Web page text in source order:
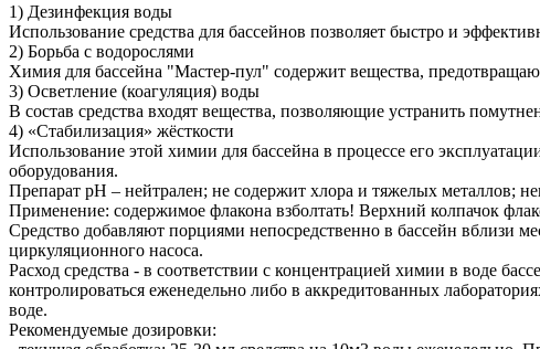
1) Дезинфекция воды
Использование средства для бассейнов позволяет быстро и
2) Борьба с водорослями
Химия для бассейна "Мастер-пул" содержит вещества,
3) Осветление (коагуляция) воды
В состав средства входят вещества, позволяющие устранить
4) «Стабилизация» жёсткости
Использование этой химии для бассейна в процессе его
оборудования.
Препарат рН – нейтрален; не содержит хлора и тяжелых металлов;
Применение: содержимое флакона взболтать! Верхний колпачок
Средство добавляют порциями непосредственно в бассейн вблизи
циркуляционного насоса.
Расход средства - в соответствии с концентрацией химии в воде
контролироваться еженедельно либо в аккредитованных
воде.
Рекомендуемые дозировки: